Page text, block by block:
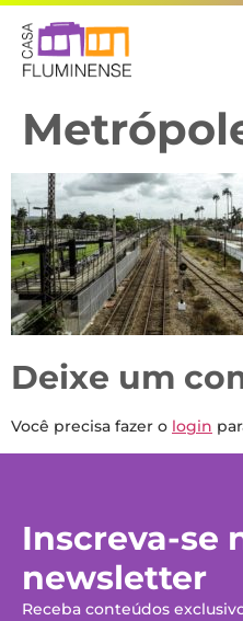
Deixe um
Você precisa fazer o login
Inscreva-se
newsletter
Receba conteúdos